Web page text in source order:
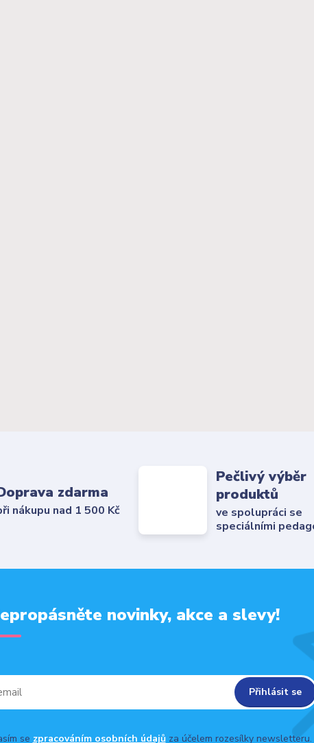
zdarma
nákupu nad 1 500 Kč
Pečlivý výběr
produktů
ve spolupráci se
speciálními
novinky, akce a slevy!
Přihlásit se
se zpracováním osobních údajůza účelem rozesílky newsletteru.